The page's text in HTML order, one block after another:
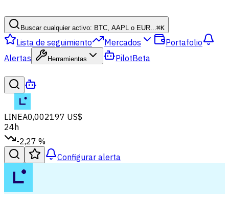
Buscar cualquier activo: BTC, AAPL o EUR...⌘K
Lista de seguimiento Mercados
Portafolio
Alertas
Herramientas PilotBeta
LINEA0,002197 US$
24h
-2,27 %
Configurar alerta